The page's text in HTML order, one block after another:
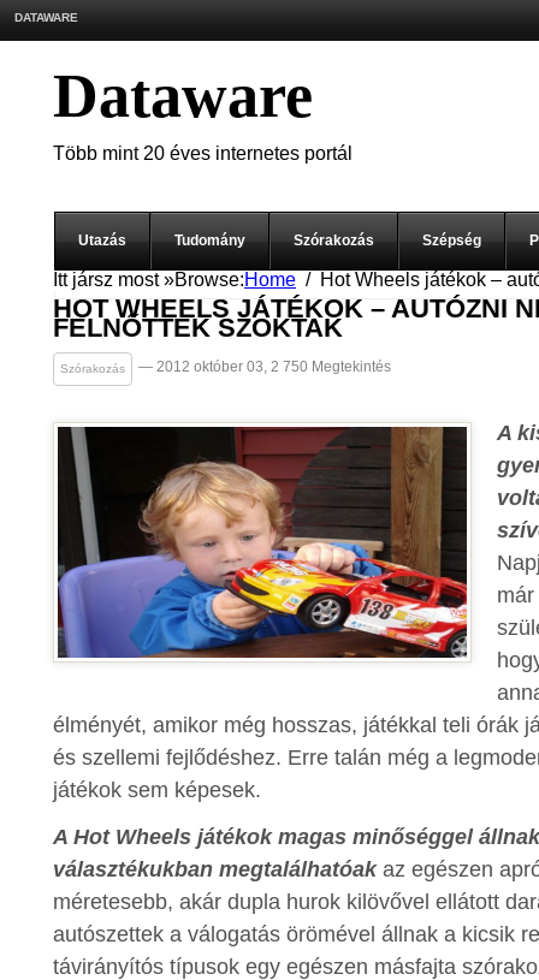
DATAWARE
Dataware
Több mint 20 éves internetes portál
Utazás Tudomány Szórakozás Szépség
Itt jársz most »Browse:Home Hot Wheels játékok –
HOT WHEELS JÁTÉKOK – AUTÓZNI
FELNŐTTEK SZOKTAK
Szórakozás — 2012 október 03, 2 750 Megtekintés
A
élményét, amikor még hosszas, játékkal teli órák
és szellemi fejlődéshez. Erre talán még a
játékok sem képesek.
A Hot Wheels játékok magas minőséggel
választékukban megtalálhatóakaz egészen
méretesebb, akár dupla hurok kilövővel ellátott
autószettek a válogatás örömével állnak a kicsik
távirányítós típusok egy egészen másfajta